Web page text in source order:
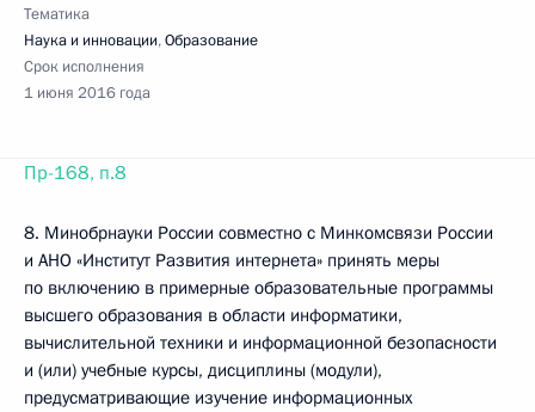
Тематика
Наука и инновации,Образование
Срок исполнения
1 июня 2016 года
Пр-168, п.8
8. Минобрнауки России совместно с Минкомсвязи России
и АНО «Институт Развития интернета» принять меры
по включению в примерные образовательные программы
высшего образования в области информатики,
вычислительной техники и информационной безопасности
и (или) учебные курсы, дисциплины (модули),
предусматривающие изучение информационных